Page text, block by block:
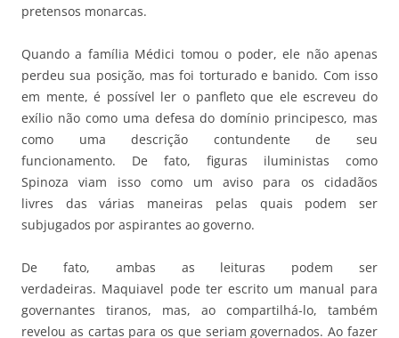
pretensos monarcas.
Quando a família Médici tomou o poder, ele não apenas
perdeu sua posição, mas foi torturado e banido. Com isso
em mente, é possível ler o panfleto que ele escreveu do
exílio não como uma defesa do domínio principesco, mas
como uma descrição contundente de seu
funcionamento. De fato, figuras iluministas como
Spinoza viam isso como um aviso para os cidadãos
livres das várias maneiras pelas quais podem ser
subjugados por aspirantes ao governo.
De fato, ambas as leituras podem ser
verdadeiras. Maquiavel pode ter escrito um manual para
governantes tiranos, mas, ao compartilhá-lo, também
revelou as cartas para os que seriam governados. Ao fazer